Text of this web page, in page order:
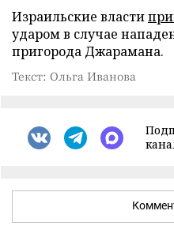
Израильские власти
ударом в случае
пригорода Джарамана.
Текст: Ольга Иванова